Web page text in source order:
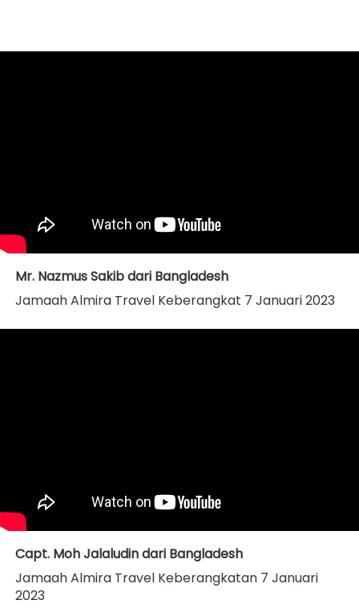
Mr. Nazmus Sakib dari Bangladesh
Jamaah Almira Travel Keberangkat 7 Januari 2023
Capt. Moh Jalaludin dari Bangladesh
Jamaah Almira Travel Keberangkatan 7 Januari
2023